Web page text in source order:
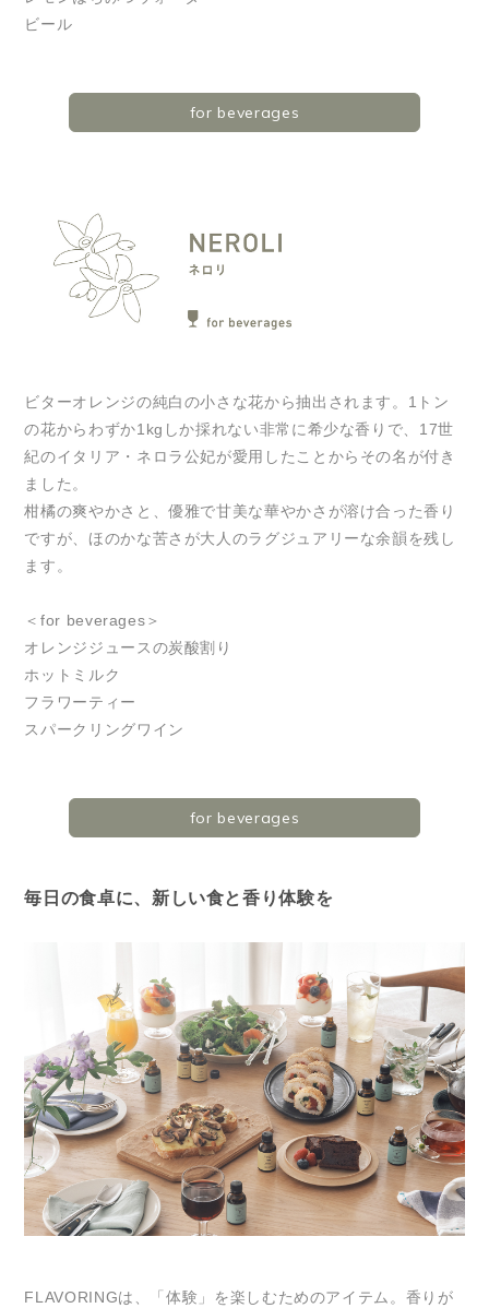
ビール
for beverages
ビターオレンジの純白の小さな花から抽出されます。1トン
の花からわずか1kgしか採れない非常に希少な香りで、17世
紀のイタリア・ネロラ公妃が愛用したことからその名が付き
ました。
柑橘の爽やかさと、優雅で甘美な華やかさが溶け合った香り
ですが、ほのかな苦さが大人のラグジュアリーな余韻を残し
ます。
＜for beverages＞
オレンジジュースの炭酸割り
ホットミルク
フラワーティー
スパークリングワイン
for beverages
毎日の食卓に、新しい食と香り体験を
FLAVORINGは、「体験」を楽しむためのアイテム。香りが